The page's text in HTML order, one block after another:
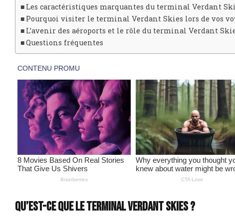
Les caractéristiques marquantes du terminal Verdant
Pourquoi visiter le terminal Verdant Skies lors de vos
L’avenir des aéroports et le rôle du terminal Verdant
Questions fréquentes
Qu’est-ce que le terminal Verdant Skies ?